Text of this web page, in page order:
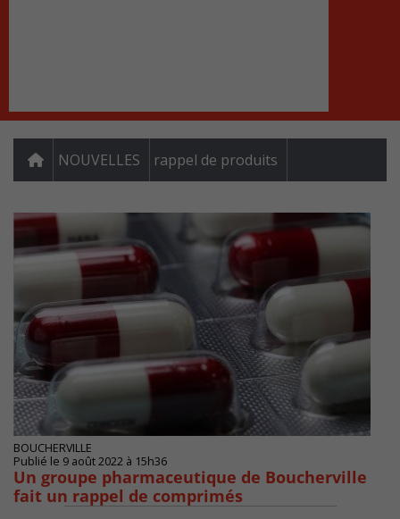
NOUVELLES rappel de produits
BOUCHERVILLE
Publié le 9 août 2022 à 15h36
Un groupe pharmaceutique de Boucherville
fait un rappel de comprimés